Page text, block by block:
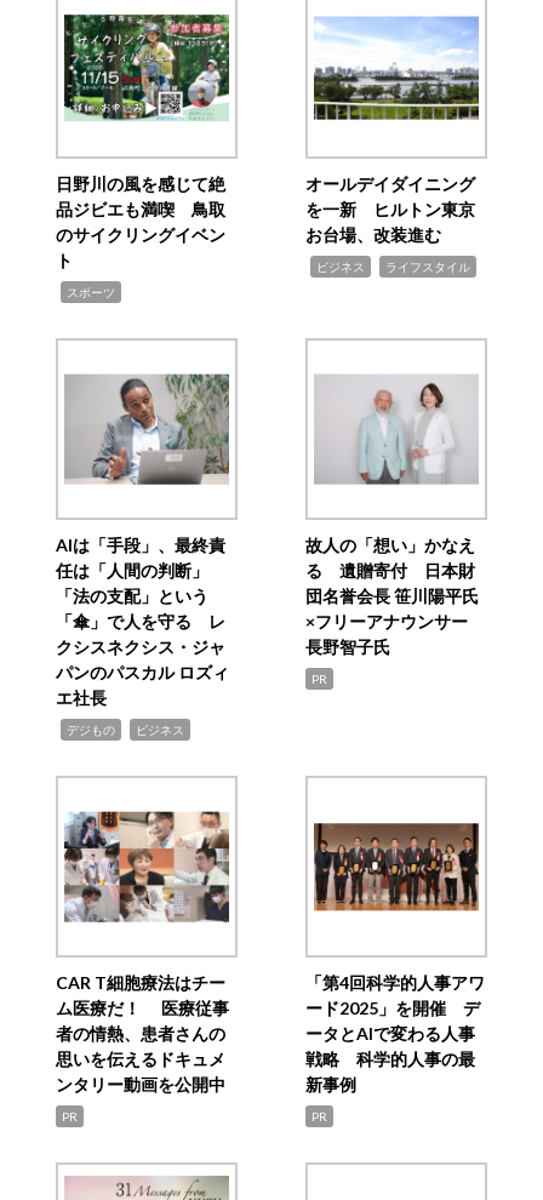
日野川の風を感じて絶
品ジビエも満喫 鳥取
のサイクリングイベン
ト
スポーツ
オールデイダイニング
を一新 ヒルトン東京
お台場、改装進む
ビジネス ライフスタイル
AIは「手段」、最終責
任は「人間の判断」
「法の支配」という
「傘」で人を守る レ
クシスネクシス・ジャ
パンのパスカル ロズィ
エ社長
デジもの ビジネス
故人の「想い」かなえ
る 遺贈寄付 日本財
団名誉会長 笹川陽平氏
×フリーアナウンサー
長野智子氏
PR
CAR T細胞療法はチー
ム医療だ！ 医療従事
者の情熱、患者さんの
思いを伝えるドキュメ
ンタリー動画を公開中
PR
「第4回科学的人事アワ
ード2025」を開催 デ
ータとAIで変わる人事
戦略 科学的人事の最
新事例
PR